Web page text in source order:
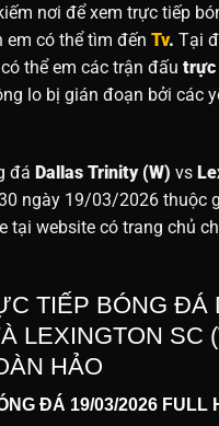
nơi để xem trực tiếp
em có thể tìm đến Tv. Tại
thể em các trận đấu trực
lo bị gián đoạn bởi các
đá Dallas Trinity (W) vs
ngày 19/03/2026 thuộc
tại website có trang chủ
TIẾP BÓNG ĐÁ
LEXINGTON SC
HẢO
ĐÁ 19/03/2026 FULL